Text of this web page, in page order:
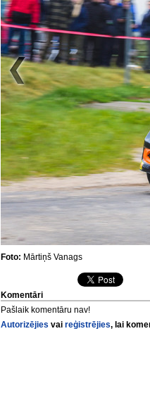
Foto: Mārtiņš Vanags
Komentāri
Pašlaik komentāru nav!
Autorizējies vai reģistrējies, lai